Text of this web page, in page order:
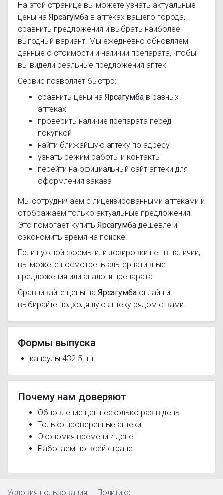
На этой странице вы можете узнать актуальные
цены на Ярсагумба в аптеках вашего города,
сравнить предложения и выбрать наиболее
выгодный вариант. Мы ежедневно обновляем
данные о стоимости и наличии препарата, чтобы
вы видели реальные предложения аптек.
Сервис позволяет быстро:
сравнить цены на Ярсагумба в разных
аптеках
проверить наличие препарата перед
покупкой
найти ближайшую аптеку по адресу
узнать режим работы и контакты
перейти на официальный сайт аптеки для
оформления заказа
Мы сотрудничаем с лицензированными аптеками и
отображаем только актуальные предложения.
Это помогает купить Ярсагумба дешевле и
сэкономить время на поиске.
Если нужной формы или дозировки нет в наличии,
вы можете посмотреть альтернативные
предложения или аналоги препарата.
Сравнивайте цены на Ярсагумба онлайн и
выбирайте подходящую аптеку рядом с вами.
Формы выпуска
капсулы 432 5 шт
Почему нам доверяют
Обновление цен несколько раз в день
Только проверенные аптеки
Экономия времени и денег
Работаем по всей стране
Условия пользования Политика